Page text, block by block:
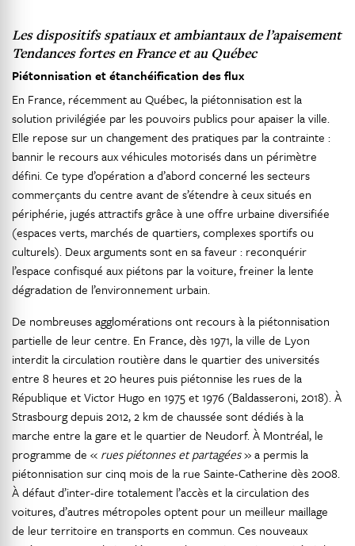
Les dispositifs spatiaux et ambiantaux de l’apaisement
Tendances fortes en France et au Québec
Piétonnisation et étanchéification des flux
En France, récemment au Québec, la piétonnisation est la
solution privilégiée par les pouvoirs publics pour apaiser la ville.
Elle repose sur un changement des pratiques par la contrainte :
bannir le recours aux véhicules motorisés dans un périmètre
défini. Ce type d’opération a d’abord concerné les secteurs
commerçants du centre avant de s’étendre à ceux situés en
périphérie, jugés attractifs grâce à une offre urbaine diversifiée
(espaces verts, marchés de quartiers, complexes sportifs ou
culturels). Deux arguments sont en sa faveur : reconquérir
l’espace confisqué aux piétons par la voiture, freiner la lente
dégradation de l’environnement urbain.
De nombreuses agglomérations ont recours à la piétonnisation
partielle de leur centre. En France, dès 1971, la ville de Lyon
interdit la circulation routière dans le quartier des universités
entre 8 heures et 20 heures puis piétonnise les rues de la
République et Victor Hugo en 1975 et 1976 (Baldasseroni, 2018). À
Strasbourg depuis 2012, 2 km de chaussée sont dédiés à la
marche entre la gare et le quartier de Neudorf. À Montréal, le
programme de « rues piétonnes et partagées» a permis la
piétonnisation sur cinq mois de la rue Sainte-Catherine dès 2008.
À défaut d’inter-dire totalement l’accès et la circulation des
voitures, d’autres métropoles optent pour un meilleur maillage
de leur territoire en transports en commun. Ces nouveaux